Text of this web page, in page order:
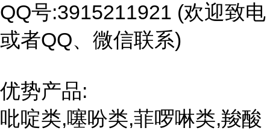
QQ号:3915211921 (欢迎致电
或者QQ、微信联系)
优势产品:
吡啶类,噻吩类,菲啰啉类,羧酸